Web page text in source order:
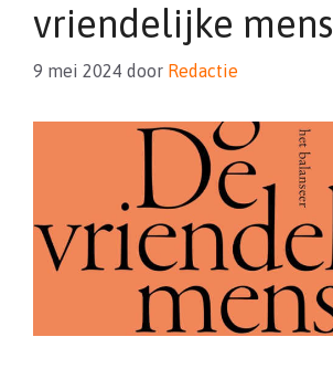
vriendelijke mens
9 mei 2024 door Redactie